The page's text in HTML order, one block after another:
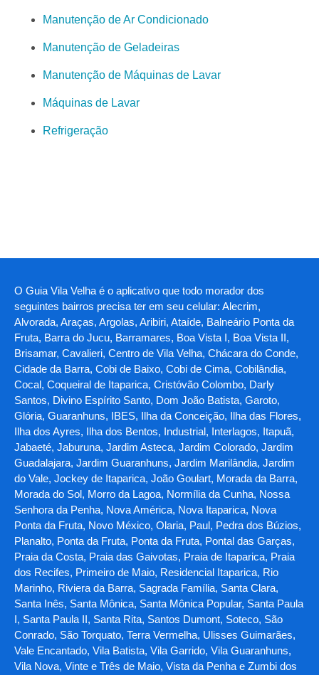
Manutenção de Ar Condicionado
Manutenção de Geladeiras
Manutenção de Máquinas de Lavar
Máquinas de Lavar
Refrigeração
O Guia Vila Velha é o aplicativo que todo morador dos
seguintes bairros precisa ter em seu celular: Alecrim,
Alvorada, Araças, Argolas, Aribiri, Ataíde, Balneário Ponta da
Fruta, Barra do Jucu, Barramares, Boa Vista I, Boa Vista II,
Brisamar, Cavalieri, Centro de Vila Velha, Chácara do Conde,
Cidade da Barra, Cobi de Baixo, Cobi de Cima, Cobilândia,
Cocal, Coqueiral de Itaparica, Cristóvão Colombo, Darly
Santos, Divino Espírito Santo, Dom João Batista, Garoto,
Glória, Guaranhuns, IBES, Ilha da Conceição, Ilha das Flores,
Ilha dos Ayres, Ilha dos Bentos, Industrial, Interlagos, Itapuã,
Jabaeté, Jaburuna, Jardim Asteca, Jardim Colorado, Jardim
Guadalajara, Jardim Guaranhuns, Jardim Marilândia, Jardim
do Vale, Jockey de Itaparica, João Goulart, Morada da Barra,
Morada do Sol, Morro da Lagoa, Normília da Cunha, Nossa
Senhora da Penha, Nova América, Nova Itaparica, Nova
Ponta da Fruta, Novo México, Olaria, Paul, Pedra dos Búzios,
Planalto, Ponta da Fruta, Ponta da Fruta, Pontal das Garças,
Praia da Costa, Praia das Gaivotas, Praia de Itaparica, Praia
dos Recifes, Primeiro de Maio, Residencial Itaparica, Rio
Marinho, Riviera da Barra, Sagrada Família, Santa Clara,
Santa Inês, Santa Mônica, Santa Mônica Popular, Santa Paula
I, Santa Paula II, Santa Rita, Santos Dumont, Soteco, São
Conrado, São Torquato, Terra Vermelha, Ulisses Guimarães,
Vale Encantado, Vila Batista, Vila Garrido, Vila Guaranhuns,
Vila Nova, Vinte e Três de Maio, Vista da Penha e Zumbi dos